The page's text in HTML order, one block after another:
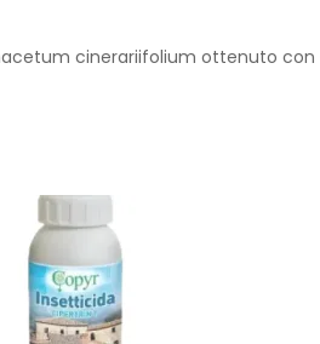
cinerariifolium ottenuto con